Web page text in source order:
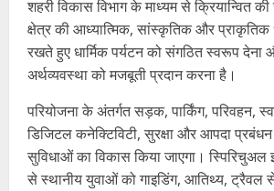
शहरी विकास विभाग के माध्यम से क्रियान्वित
क्षेत्र की आध्यात्मिक, सांस्कृतिक और प्राकृतिक
रखते हुए धार्मिक पर्यटन को संगठित स्वरूप देना
अर्थव्यवस्था को मजबूती प्रदान करना है।
परियोजना के अंतर्गत सड़क, पार्किंग, परिवहन,
डिजिटल कनेक्टिविटी, सुरक्षा और आपदा
सुविधाओं का विकास किया जाएगा। स्पिरिचुअल
से स्थानीय युवाओं को गाइडिंग, आतिथ्य, ट्रैवल